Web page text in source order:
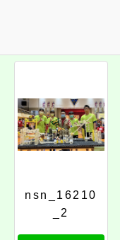
nsn_16210
_2